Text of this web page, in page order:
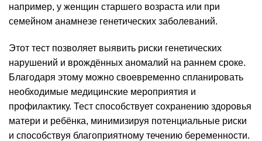
например, у женщин старшего возраста или при
семейном анамнезе генетических заболеваний.
Этот тест позволяет выявить риски генетических
нарушений и врождённых аномалий на раннем сроке.
Благодаря этому можно своевременно спланировать
необходимые медицинские мероприятия и
профилактику. Тест способствует сохранению здоровья
матери и ребёнка, минимизируя потенциальные риски
и способствуя благоприятному течению беременности.